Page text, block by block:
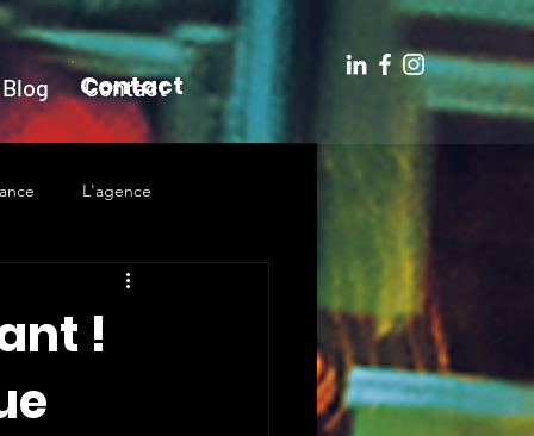
Blog Contact
Contact
L'agence
!